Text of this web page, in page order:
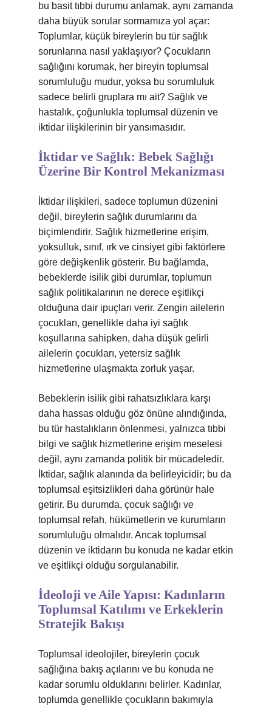
bu basit tıbbi durumu anlamak, aynı zamanda
daha büyük sorular sormamıza yol açar:
Toplumlar, küçük bireylerin bu tür sağlık
sorunlarına nasıl yaklaşıyor? Çocukların
sağlığını korumak, her bireyin toplumsal
sorumluluğu mudur, yoksa bu sorumluluk
sadece belirli gruplara mı ait? Sağlık ve
hastalık, çoğunlukla toplumsal düzenin ve
iktidar ilişkilerinin bir yansımasıdır.
İktidar ve Sağlık: Bebek Sağlığı
Üzerine Bir Kontrol Mekanizması
İktidar ilişkileri, sadece toplumun düzenini
değil, bireylerin sağlık durumlarını da
biçimlendirir. Sağlık hizmetlerine erişim,
yoksulluk, sınıf, ırk ve cinsiyet gibi faktörlere
göre değişkenlik gösterir. Bu bağlamda,
bebeklerde isilik gibi durumlar, toplumun
sağlık politikalarının ne derece eşitlikçi
olduğuna dair ipuçları verir. Zengin ailelerin
çocukları, genellikle daha iyi sağlık
koşullarına sahipken, daha düşük gelirli
ailelerin çocukları, yetersiz sağlık
hizmetlerine ulaşmakta zorluk yaşar.
Bebeklerin isilik gibi rahatsızlıklara karşı
daha hassas olduğu göz önüne alındığında,
bu tür hastalıkların önlenmesi, yalnızca tıbbi
bilgi ve sağlık hizmetlerine erişim meselesi
değil, aynı zamanda politik bir mücadeledir.
İktidar, sağlık alanında da belirleyicidir; bu da
toplumsal eşitsizlikleri daha görünür hale
getirir. Bu durumda, çocuk sağlığı ve
toplumsal refah, hükümetlerin ve kurumların
sorumluluğu olmalıdır. Ancak toplumsal
düzenin ve iktidarın bu konuda ne kadar etkin
ve eşitlikçi olduğu sorgulanabilir.
İdeoloji ve Aile Yapısı: Kadınların
Toplumsal Katılımı ve Erkeklerin
Stratejik Bakışı
Toplumsal ideolojiler, bireylerin çocuk
sağlığına bakış açılarını ve bu konuda ne
kadar sorumlu olduklarını belirler. Kadınlar,
toplumda genellikle çocukların bakımıyla